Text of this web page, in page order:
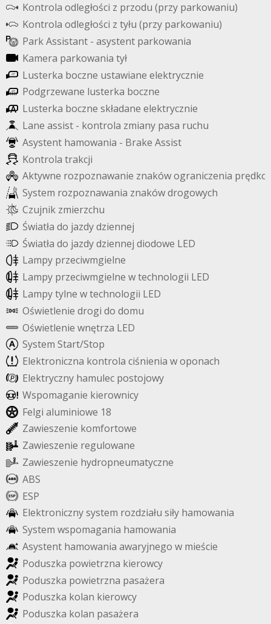
Kontrola odległości z przodu (przy parkowaniu)
Kontrola odległości z tyłu (przy parkowaniu)
ParkAssistant - asystent parkowania
Kamera parkowania tył
Lusterka boczne ustawiane elektrycznie
Podgrzewane lusterka boczne
Lusterka boczne składane elektrycznie
Lane assist - kontrola zmiany pasa ruchu
Asystent hamowania - Brake Assist
Kontrola trakcji
Aktywne rozpoznawanie znakówograniczenia prędko
System rozpoznawania znakówdrogowych
Czujnik zmierzchu
Światła do jazdydziennej
Światła do jazdydziennej diodowe LED
Lampy przeciwmgielne
Lampy przeciwmgielne wtechnologii LED
Lampytylne wtechnologii LED
Oświetlenie drogi do domu
Oświetlenie wnętrza LED
System Start/Stop
Elektroniczna kontrola ciśnienia woponach
Elektryczny hamulec postojowy
Wspomaganie kierownicy
Felgi aluminiowe 18
Zawieszenie komfortowe
Zawieszenie regulowane
Zawieszenie hydropneumatyczne
ABS
ESP
Elektronicznysystem rozdziału siły hamowania
System wspomagania hamowania
Asystent hamowania awaryjnego w mieście
Poduszka powietrzna kierowcy
Poduszka powietrzna pasażera
Poduszka kolan kierowcy
Poduszka kolan pasażera